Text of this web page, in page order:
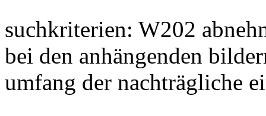
suchkriterien: W202
bei den anhängenden
umfang der nachträgliche